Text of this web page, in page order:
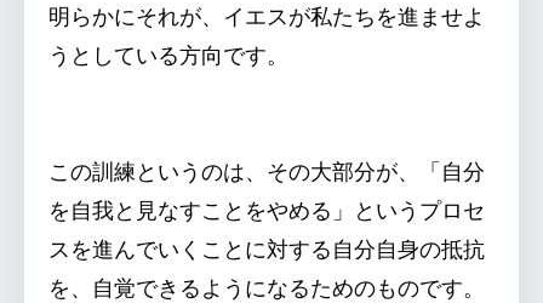
明らかにそれが、イエスが私たちを進ませよ
うとしている方向です。
この訓練というのは、その大部分が、「自分
を自我と見なすことをやめる」というプロセ
スを進んでいくことに対する自分自身の抵抗
を、自覚できるようになるためのものです。